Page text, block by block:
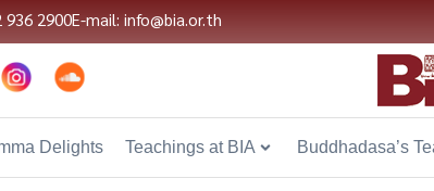
936 2900E-mail: info@bia.or.th
Delights Teachings at BIA Buddhadasa’s